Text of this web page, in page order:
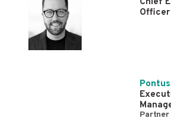
Officer
Partner